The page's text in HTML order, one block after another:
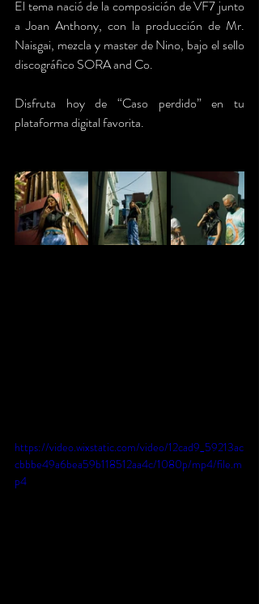
El tema nació de la composición de VF7 junto
a Joan Anthony, con la producción de Mr.
Naisgai, mezcla y master de Nino, bajo el sello
discográfico SORA and Co.
Disfruta hoy de “Caso perdido” en tu
plataforma digital favorita.
https://video.wixstatic.com/video/12cad9_59213ac
cbbbe49a6bea59b118512aa4c/1080p/mp4/file.m
p4